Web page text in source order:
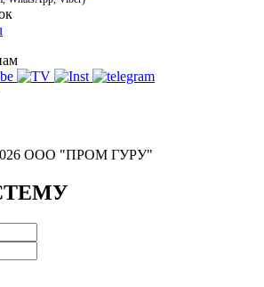
ООО "ПРОМ ГУРУ"